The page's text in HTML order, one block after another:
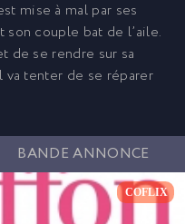
mise à mal par ses
couple bat de l’aile.
de se rendre sur sa
va tenter de se réparer
BANDE ANNONCE
COFLIX